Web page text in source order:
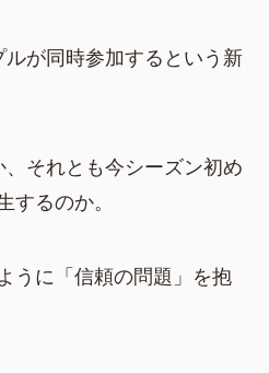
が同時参加するという新
それとも今シーズン初め
するのか。
うに「信頼の問題」を抱